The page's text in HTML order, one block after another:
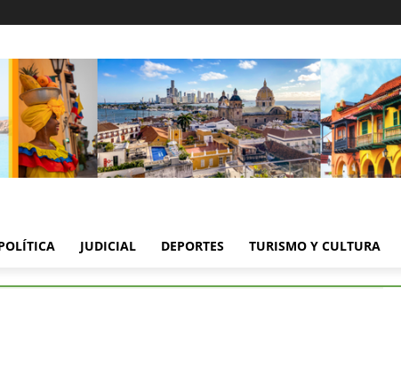
JUDICIAL DEPORTES TURISMO Y CULTURA